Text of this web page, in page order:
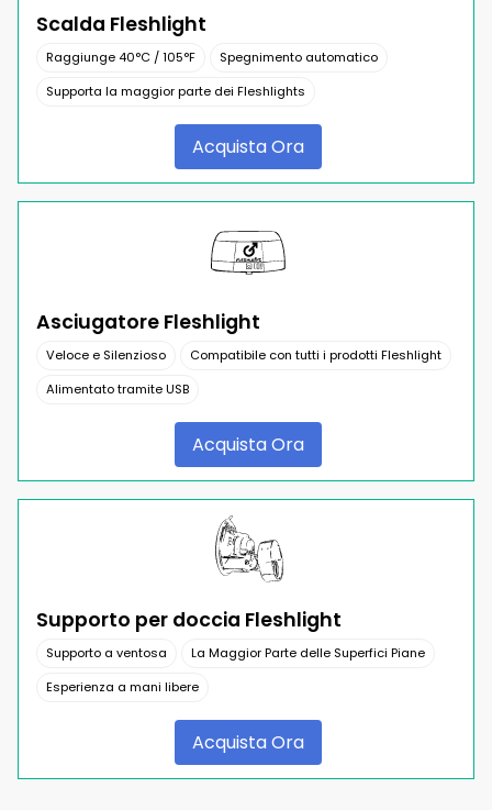
Scalda Fleshlight
Raggiunge 40°C / 105°F
Spegnimento automatico
Supporta la maggior parte dei Fleshlights
Acquista Ora
Asciugatore Fleshlight
Veloce e Silenzioso
Compatibile con tutti i prodotti Fleshlight
Alimentato tramite USB
Acquista Ora
Supporto per doccia Fleshlight
Supporto a ventosa
La Maggior Parte delle Superfici Piane
Esperienza a mani libere
Acquista Ora